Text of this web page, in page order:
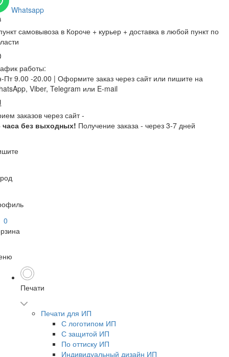
Whatsapp
самовывоза в Короче + курьер + доставка в любой пункт по
работы:
Пт 9.00 -20.00 | Оформите заказ через сайт или пишите на
Viber, Telegram или E-mail
заказов через сайт -
часа без выходных! Получение заказа - через 3-7 дней
0
Печати
Печати для ИП
С логотипом ИП
С защитой ИП
По оттиску ИП
Индивидуальный дизайн ИП